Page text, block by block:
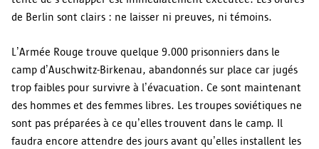
de Berlin sont clairs : ne laisser ni preuves, ni témoins.
L’Armée Rouge trouve quelque 9.000 prisonniers dans le
camp d’Auschwitz-Birkenau, abandonnés sur place car jugés
trop faibles pour survivre à l’évacuation. Ce sont maintenant
des hommes et des femmes libres. Les troupes soviétiques ne
sont pas préparées à ce qu’elles trouvent dans le camp. Il
faudra encore attendre des jours avant qu’elles installent les